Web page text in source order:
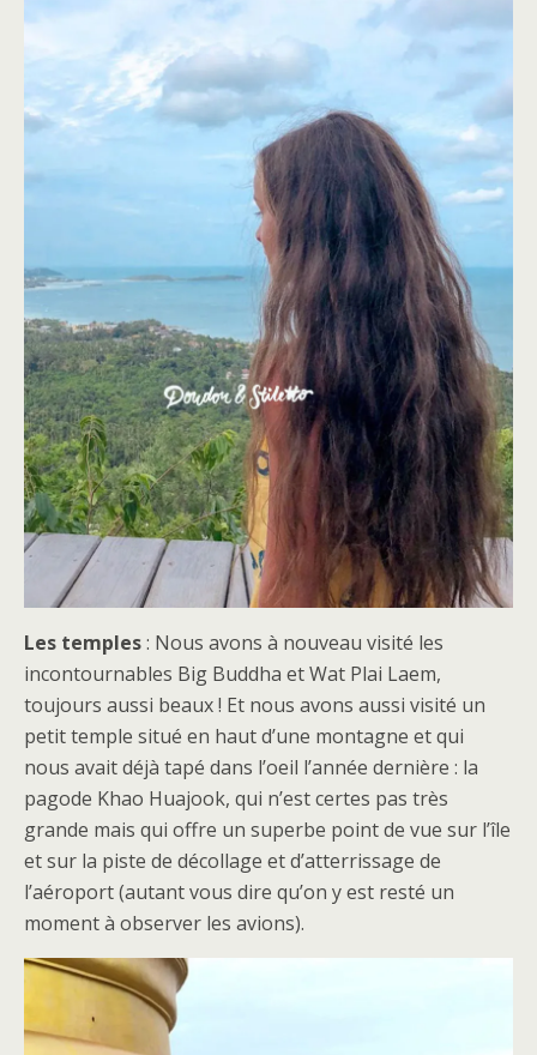
Les temples: Nous avons à nouveau visité les
incontournables Big Buddha et Wat Plai Laem,
toujours aussi beaux ! Et nous avons aussi visité un
petit temple situé en haut d’une montagne et qui
nous avait déjà tapé dans l’oeil l’année dernière : la
pagode Khao Huajook, qui n’est certes pas très
grande mais qui offre un superbe point de vue sur l’île
et sur la piste de décollage et d’atterrissage de
l’aéroport (autant vous dire qu’on y est resté un
moment à observer les avions).